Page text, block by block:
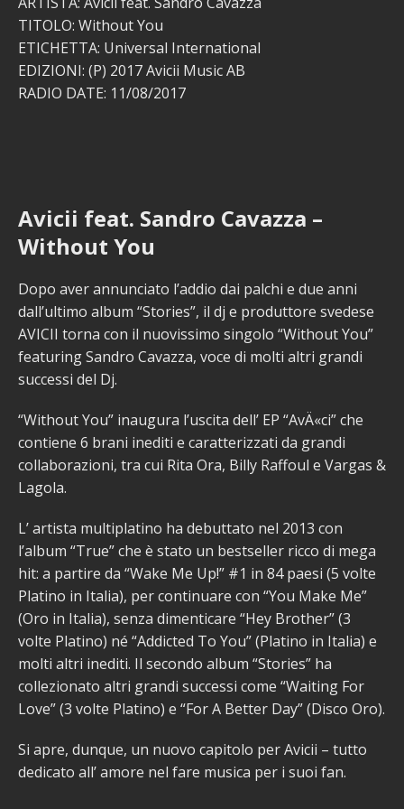
TITOLO: Without You
ETICHETTA: Universal International
EDIZIONI: (P) 2017 Avicii Music AB
RADIO DATE: 11/08/2017
Avicii feat. Sandro Cavazza –
Without You
Dopo aver annunciato l’addio dai palchi e due anni
dall’ultimo album “Stories”, il dj e produttore svedese
AVICII torna con il nuovissimo singolo “Without You”
featuring Sandro Cavazza, voce di molti altri grandi
successi del Dj.
“Without You” inaugura l’uscita dell’ EP “AvÄ«ci” che
contiene 6 brani inediti e caratterizzati da grandi
collaborazioni, tra cui Rita Ora, Billy Raffoul e Vargas &
Lagola.
L’ artista multiplatino ha debuttato nel 2013 con
l’album “True” che è stato un bestseller ricco di mega
hit: a partire da “Wake Me Up!” #1 in 84 paesi (5 volte
Platino in Italia), per continuare con “You Make Me”
(Oro in Italia), senza dimenticare “Hey Brother” (3
volte Platino) né “Addicted To You” (Platino in Italia) e
molti altri inediti. Il secondo album “Stories” ha
collezionato altri grandi successi come “Waiting For
Love” (3 volte Platino) e “For A Better Day” (Disco Oro).
Si apre, dunque, un nuovo capitolo per Avicii – tutto
dedicato all’ amore nel fare musica per i suoi fan.